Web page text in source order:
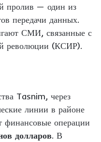
пролив — один из
передачи данных.
СМИ, связанные с
революции (КСИР).
Tasnim, через
линии в районе
финансовые операции
долларов. В